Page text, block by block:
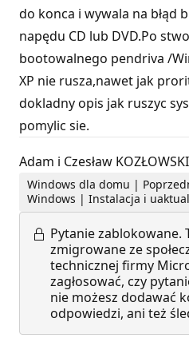
do konca i wywala na błąd
napędu CD lub DVD.Po
bootowalnego pendriva /
XP nie rusza,nawet jak
dokladny opis jak ruszyc
pomylic sie.
Adam i Czesław KOZŁOWSKI
Windows dla domu |
Windows | Instalacja i
Pytanie zablokowane.
zmigrowane ze
technicznej firmy
zagłosować, czy
nie możesz dodawać
odpowiedzi, ani też